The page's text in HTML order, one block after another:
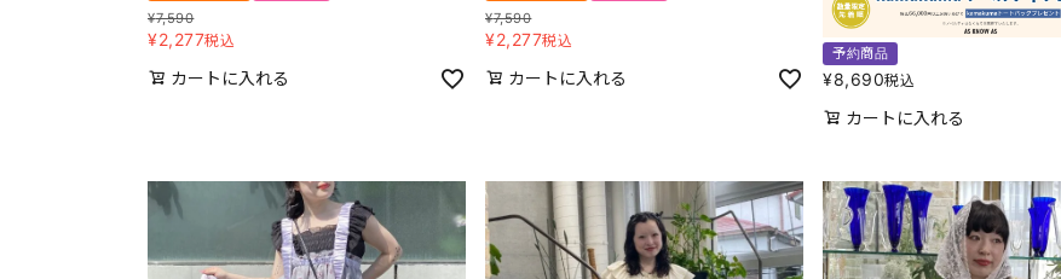
¥7,590
¥2,277税込
カートに入れる
¥7,590
¥2,277税込
カートに入れる
予約商品
¥8,690税込
カートに入れる